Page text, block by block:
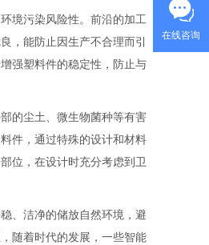
境污染风险性。前沿的加工
，能防止因生产不合理而引
强塑料件的稳定性，防止与
的尘土、微生物菌种等有害
件，通过特殊的设计和材料
位，在设计时充分考虑到卫
、洁净的储放自然环境，避
随着时代的发展，一些智能
在线咨询